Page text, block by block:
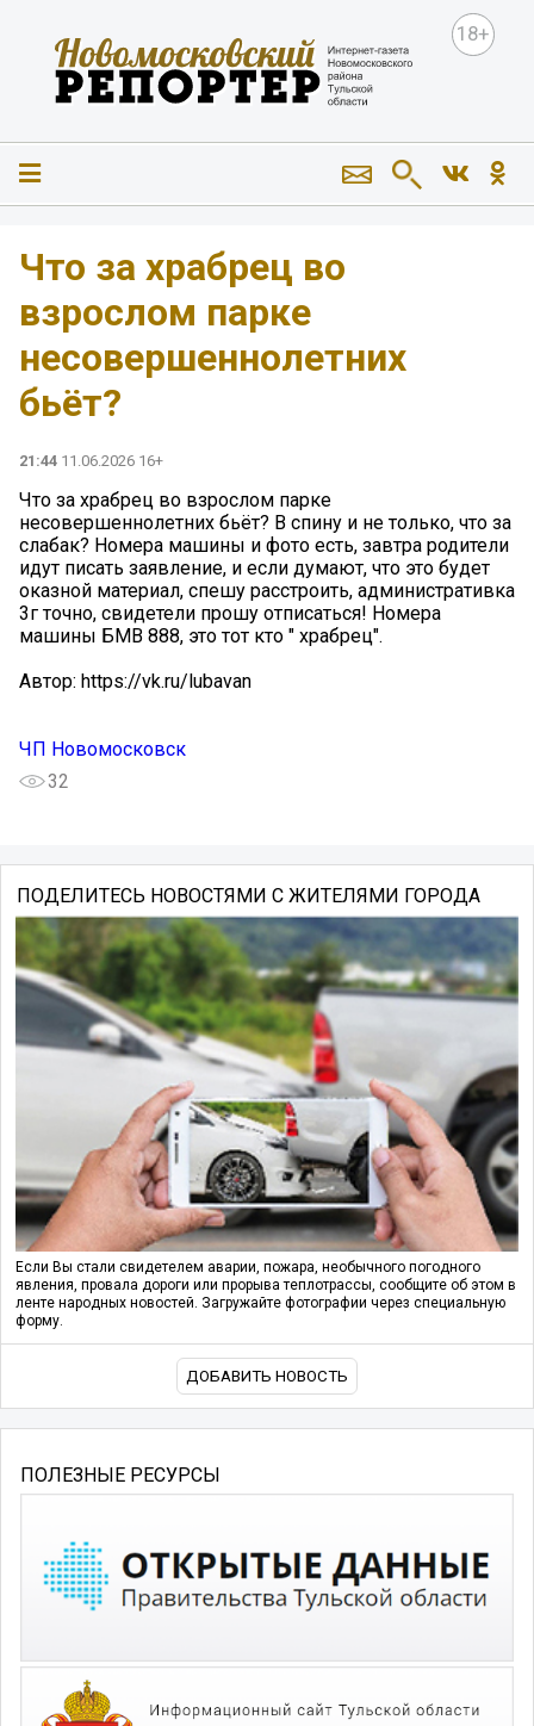
18+
Что за храбрец во
взрослом парке
несовершеннолетних
бьёт?
21:44 11.06.2026 16+
Что за храбрец во взрослом парке
несовершеннолетних бьёт? В спину и не только, что за
слабак? Номера машины и фото есть, завтра родители
идут писать заявление, и если думают, что это будет
оказной материал, спешу расстроить, административка
3г точно, свидетели прошу отписаться! Номера
машины БМВ 888, это тот кто " храбрец".
Автор: https://vk.ru/lubavan
ЧП Новомосковск
32
ПОДЕЛИТЕСЬ НОВОСТЯМИ С ЖИТЕЛЯМИ ГОРОДА
Если Вы стали свидетелем аварии, пожара, необычного погодного
явления, провала дороги или прорыва теплотрассы, сообщите об этом в
ленте народных новостей. Загружайте фотографии через специальную
форму.
ДОБАВИТЬ НОВОСТЬ
ПОЛЕЗНЫЕ РЕСУРСЫ